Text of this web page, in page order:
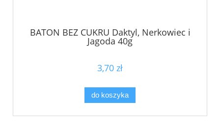
BATON BEZ CUKRU Daktyl, Nerkowiec i
Jagoda 40g
3,70 zł
do koszyka